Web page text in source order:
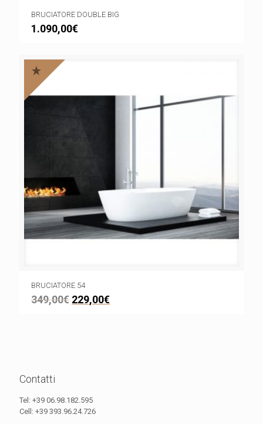
BRUCIATORE DOUBLE BIG
1.090,00€
BRUCIATORE 54
349,00€ 229,00€
Contatti
Tel: +39 06.98.182.595
Cell: +39 393.96.24.726